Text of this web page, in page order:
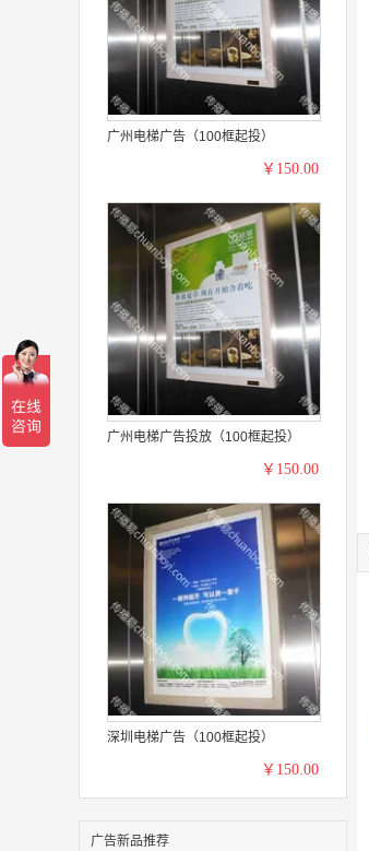
广州电梯广告（100框起投）
￥150.00
广州电梯广告投放（100框起投）
￥150.00
深圳电梯广告（100框起投）
￥150.00
广告新品推荐